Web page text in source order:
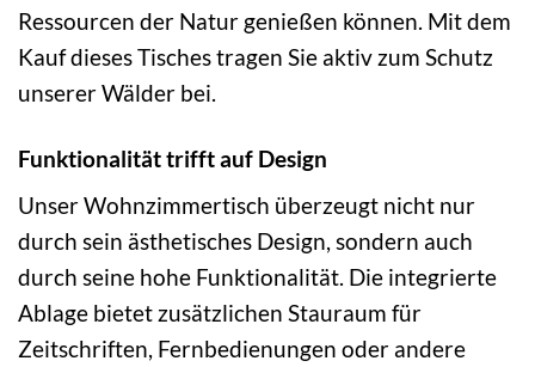
Ressourcen der Natur genießen können. Mit dem
Kauf dieses Tisches tragen Sie aktiv zum Schutz
unserer Wälder bei.
Funktionalität trifft auf Design
Unser Wohnzimmertisch überzeugt nicht nur
durch sein ästhetisches Design, sondern auch
durch seine hohe Funktionalität. Die integrierte
Ablage bietet zusätzlichen Stauraum für
Zeitschriften, Fernbedienungen oder andere